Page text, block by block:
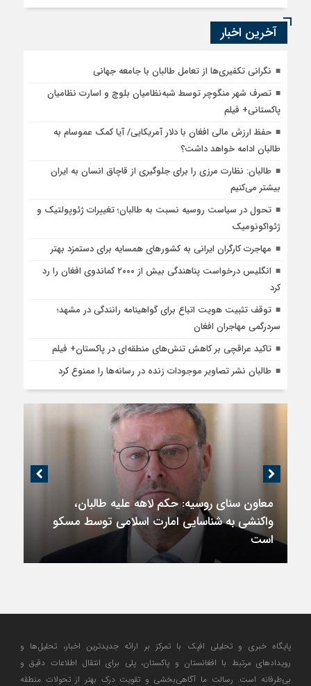
آخرین اخبار
نگرانی تکفیری‌ها از تعامل طالبان با جامعه جهانی
تصرف شهر منگوچر توسط شبه‌نظامیان بلوچ و اسارت نظامیان
پاکستانی+ فیلم
حفظ ارزش مالی افغان با دلار آمریکایی/ آیا کمک عموسام به
طالبان ادامه خواهد داشت؟
طالبان: نظارت مرزی را برای جلوگیری از قاچاق انسان به ایران
بیشتر می‌کنیم
تحول در سیاست روسیه نسبت به طالبان؛ تغییرات ژئوپولتیک و
ژئواکونومیک
مهاجرت کارگران ایرانی به کشورهای همسایه برای دستمزد بهتر
انگلیس درخواست پناهندگی بیش از ۲۰۰۰ کماندوی افغان را رد
کرد
توقف تثبیت هویت اتباع برای گواهینامه رانندگی در مشهد؛
سردرگمی مهاجران افغان
تاکید عراقچی بر کاهش تنش‌های منطقه‌ای در پاکستان+ فیلم
طالبان نشر تصاویر موجودات زنده در رسانه‌ها را ممنوع کرد
معاون سنای روسیه: حکم لاهه علیه طالبان،
واکنشی به شناسایی امارت اسلامی توسط مسکو
است
پایگاه خبری و تحلیلی افپک با تمرکز بر ارائه جدیدترین اخبار، تحلیل‌ها و
رویدادهای مرتبط با افغانستان و پاکستان، پلی برای انتقال اطلاعات دقیق و
بی‌طرفانه است. رسالت ما آگاهی‌بخشی و تقویت درک بهتر از تحولات منطقه